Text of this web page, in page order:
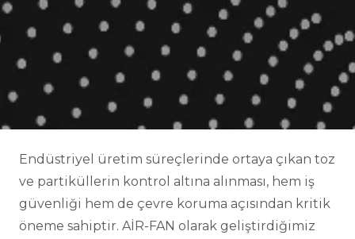
Endüstriyel üretim süreçlerinde ortaya çıkan toz
ve partiküllerin kontrol altına alınması, hem iş
güvenliği hem de çevre koruma açısından kritik
öneme sahiptir. AİR-FAN olarak geliştirdiğimiz